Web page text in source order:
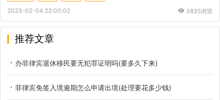
2023-02-04 23:00:02 3835浏览
推荐文章
办菲律宾退休移民要无犯罪证明吗(要多久下来)
菲律宾免签入境逾期怎么申请出境(处理要花多少钱)